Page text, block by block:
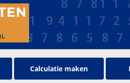
Calculatie maken